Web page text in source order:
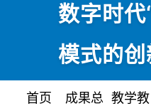
数字时
模式的
首页 成果总 教学教